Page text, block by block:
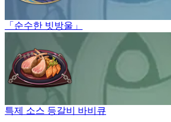
「순수한 빗방울」
특제 소스 등갈비 바비큐